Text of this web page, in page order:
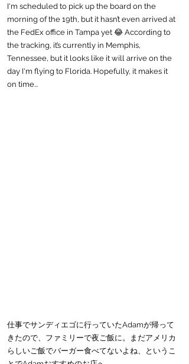
I'm scheduled to pick up the board on the
morning of the 19th, but it hasn’t even arrived at
the FedEx office in Tampa yet 😂 According to
the tracking, it’s currently in Memphis,
Tennessee, but it looks like it will arrive on the
day I'm flying to Florida. Hopefully, it makes it
on time...
仕事でサンディエゴに行っていたAdamが帰って
きたので、ファミリーで夜ご飯に。まだアメリカ
らしいご飯でバーガー食べてないよね、というこ